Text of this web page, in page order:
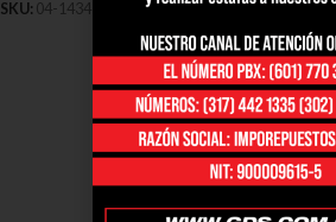
SKU: 04-1434